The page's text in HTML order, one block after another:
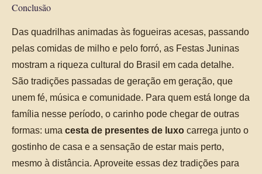
Conclusão
Das quadrilhas animadas às fogueiras acesas, passando
pelas comidas de milho e pelo forró, as Festas Juninas
mostram a riqueza cultural do Brasil em cada detalhe.
São tradições passadas de geração em geração, que
unem fé, música e comunidade. Para quem está longe da
família nesse período, o carinho pode chegar de outras
formas: uma cesta de presentes de luxo carrega junto o
gostinho de casa e a sensação de estar mais perto,
mesmo à distância. Aproveite essas dez tradições para